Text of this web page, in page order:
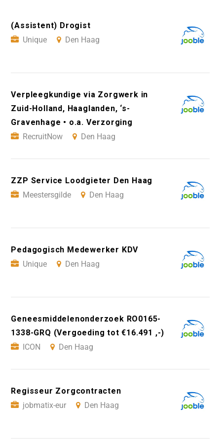
(Assistent) Drogist
Unique
Den Haag
Verpleegkundige via Zorgwerk in
Zuid-Holland, Haaglanden, ‘s-
Gravenhage • o.a. Verzorging
RecruitNow
Den Haag
ZZP Service Loodgieter Den Haag
Meestersgilde
Den Haag
Pedagogisch Medewerker KDV
Unique
Den Haag
Geneesmiddelenonderzoek RO0165-
1338-GRQ (Vergoeding tot €16.491 ,-)
ICON
Den Haag
Regisseur Zorgcontracten
jobmatix-eur
Den Haag